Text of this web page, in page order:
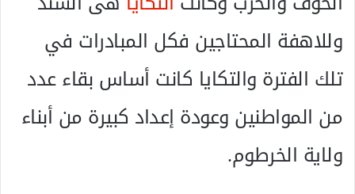
وللاهفة المحتاجين فكل المبادرات في
تلك الفترة والتكايا كانت أساس بقاء عدد
من المواطنين وعودة إعداد كبيرة من أبناء
ولاية الخرطوم.